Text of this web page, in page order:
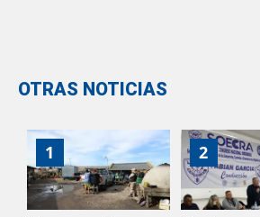
OTRAS NOTICIAS
1 2